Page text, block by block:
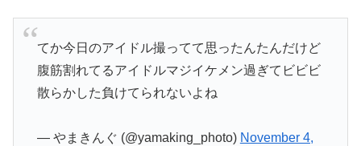
てか今日のアイドル撮ってて思ったんたんだけど
腹筋割れてるアイドルマジイケメン過ぎてビビビ
散らかした負けてられないよね
— やまきんぐ (@yamaking_photo) November 4,